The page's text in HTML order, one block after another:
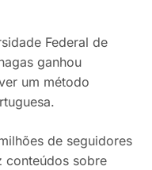
Federal de
ganhou
um método
de seguidores
conteúdos sobre